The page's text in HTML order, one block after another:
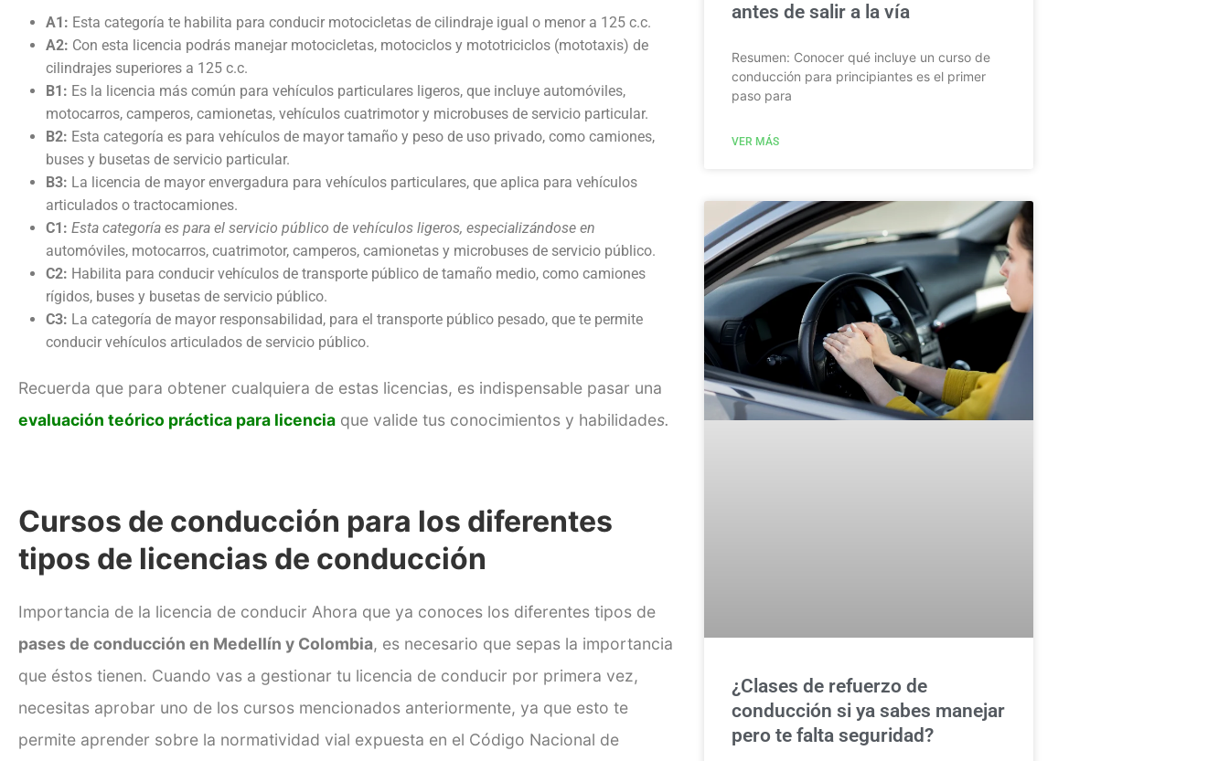
A1: Esta categoría te habilita para conducir motocicletas de cilindraje igual o menor a 125 c.c.
A2: Con esta licencia podrás manejar motocicletas, motociclos y mototriciclos (mototaxis) de
cilindrajes superiores a 125 c.c.
B1: Es la licencia más común para vehículos particulares ligeros, que incluye automóviles,
motocarros, camperos, camionetas, vehículos cuatrimotor y microbuses de servicio particular.
B2: Esta categoría es para vehículos de mayor tamaño y peso de uso privado, como camiones,
buses y busetas de servicio particular.
B3: La licencia de mayor envergadura para vehículos particulares, que aplica para vehículos
articulados o tractocamiones.
C1: Esta categoría es para el servicio público de vehículos ligeros, especializándose en
automóviles, motocarros, cuatrimotor, camperos, camionetas y microbuses de servicio público.
C2: Habilita para conducir vehículos de transporte público de tamaño medio, como camiones
rígidos, buses y busetas de servicio público.
C3: La categoría de mayor responsabilidad, para el transporte público pesado, que te permite
conducir vehículos articulados de servicio público.
Recuerda que para obtener cualquiera de estas licencias, es indispensable pasar una
evaluación teórico práctica para licencia que valide tus conocimientos y habilidades.
Cursos de conducción para los diferentes
tipos de licencias de conducción
Importancia de la licencia de conducir Ahora que ya conoces los diferentes tipos de
pases de conducción en Medellín y Colombia, es necesario que sepas la importancia
que éstos tienen. Cuando vas a gestionar tu licencia de conducir por primera vez,
necesitas aprobar uno de los cursos mencionados anteriormente, ya que esto te
permite aprender sobre la normatividad vial expuesta en el Código Nacional de
antes de salir a la vía
Resumen: Conocer qué incluye un curso de
conducción para principiantes es el primer
paso para
VER MÁS
¿Clases de refuerzo de
conducción si ya sabes manejar
pero te falta seguridad?